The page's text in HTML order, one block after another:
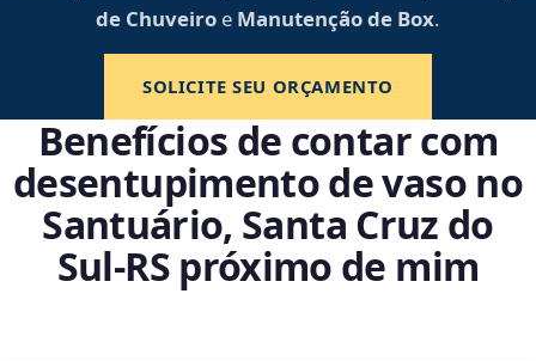
de Chuveiro e Manutenção de Box.
SOLICITE SEU ORÇAMENTO
Benefícios de contar com
desentupimento de vaso no
Santuário, Santa Cruz do
Sul‑RS próximo de mim